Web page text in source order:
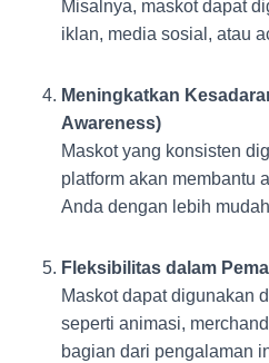
Misalnya, maskot dapat
iklan, media sosial, atau
Meningkatkan
Awareness)
Maskot yang konsisten
platform akan membantu
Anda dengan lebih
Fleksibilitas dalam
Maskot dapat digunakan
seperti animasi,
bagian dari pengalaman